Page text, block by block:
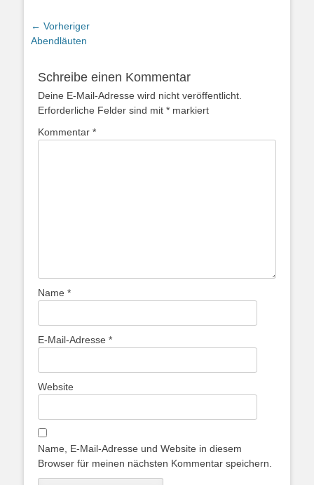
Beitragsnavigation
← Vorheriger
Vorheriger
Abendläuten
Schreibe einen Kommentar
Deine E-Mail-Adresse wird nicht veröffentlicht.
Erforderliche Felder sind mit * markiert
Kommentar *
Name *
E-Mail-Adresse *
Website
Name, E-Mail-Adresse und Website in diesem
Browser für meinen nächsten Kommentar speichern.